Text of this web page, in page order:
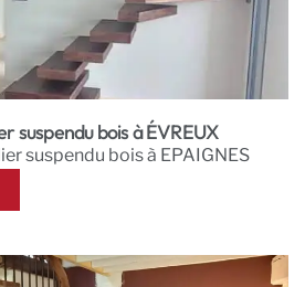
suspendu bois à ÉVREUX
suspendu bois à EPAIGNES